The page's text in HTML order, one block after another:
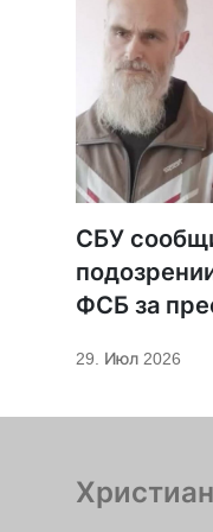
СБУ
ФСБ за
29. Июл 2026